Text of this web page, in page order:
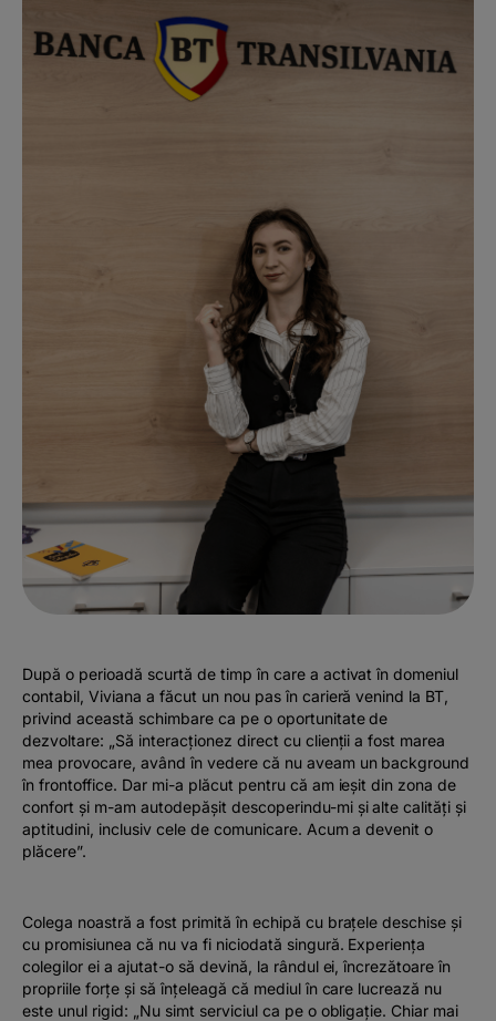
După o perioadă scurtă de timp în care a activat în domeniul
contabil, Viviana a făcut un nou pas în carieră venind la BT,
privind această schimbare ca pe o oportunitate de
dezvoltare: „Să interacționez direct cu clienții a fost marea
mea provocare, având în vedere că nu aveam un background
în frontoffice. Dar mi-a plăcut pentru că am ieșit din zona de
confort și m-am autodepășit descoperindu-mi și alte calități și
aptitudini, inclusiv cele de comunicare. Acum a devenit o
plăcere”.
Colega noastră a fost primită în echipă cu brațele deschise și
cu promisiunea că nu va fi niciodată singură. Experiența
colegilor ei a ajutat-o să devină, la rândul ei, încrezătoare în
propriile forțe și să înțeleagă că mediul în care lucrează nu
este unul rigid: „Nu simt serviciul ca pe o obligație. Chiar mai